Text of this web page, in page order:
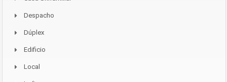
Despacho
Dúplex
Edificio
Local